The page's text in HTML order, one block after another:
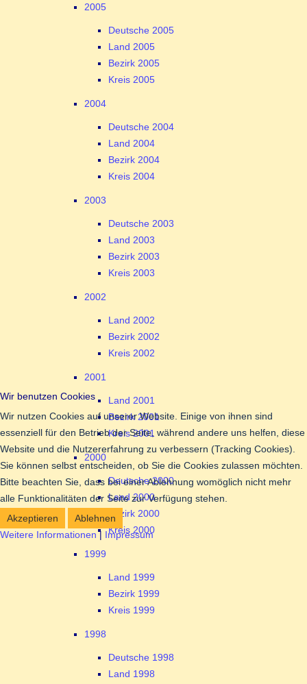
2005
Deutsche 2005
Land 2005
Bezirk 2005
Kreis 2005
2004
Deutsche 2004
Land 2004
Bezirk 2004
Kreis 2004
2003
Deutsche 2003
Land 2003
Bezirk 2003
Kreis 2003
2002
Land 2002
Bezirk 2002
Kreis 2002
2001
Land 2001
Bezirk 2001
Kreis 2001
2000
Deutsche 2000
Land 2000
Bezirk 2000
Kreis 2000
1999
Land 1999
Bezirk 1999
Kreis 1999
1998
Deutsche 1998
Land 1998
Wir benutzen Cookies
Wir nutzen Cookies auf unserer Website. Einige von ihnen sind
essenziell für den Betrieb der Seite, während andere uns helfen, diese
Website und die Nutzererfahrung zu verbessern (Tracking Cookies).
Sie können selbst entscheiden, ob Sie die Cookies zulassen möchten.
Bitte beachten Sie, dass bei einer Ablehnung womöglich nicht mehr
alle Funktionalitäten der Seite zur Verfügung stehen.
Akzeptieren
Ablehnen
Weitere Informationen| Impressum